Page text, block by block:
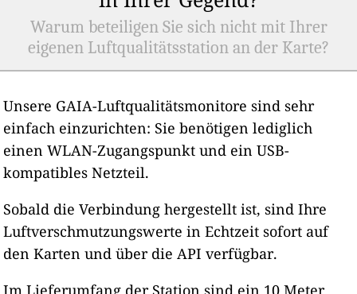
Warum beteiligen Sie sich nicht mit Ihrer
eigenen Luftqualitätsstation an der Karte?
Unsere GAIA-Luftqualitätsmonitore sind sehr
einfach einzurichten: Sie benötigen lediglich
einen WLAN-Zugangspunkt und ein USB-
kompatibles Netzteil.
Sobald die Verbindung hergestellt ist, sind Ihre
Luftverschmutzungswerte in Echtzeit sofort auf
den Karten und über die API verfügbar.
Im Lieferumfang der Station sind ein 10 Meter